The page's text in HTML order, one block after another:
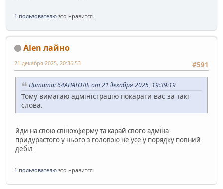
1 пользователю это нравится.
Alen лайно
#591
21 декабря 2025, 20:36:53
Цитата: 64АНАТОЛЬ от 21 декабря 2025, 19:39:19
Тому вимагаю адміністрацію покарати вас за такі
слова.
йди на свою свiнохферму та карай свого адмiна
придурастого у нього з головою не усе у порядку повний
дебiл
1 пользователю это нравится.